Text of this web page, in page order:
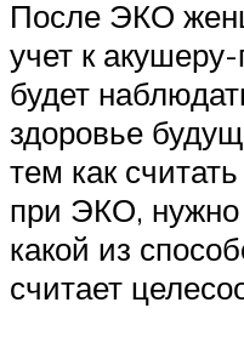
После ЭКО
учет к акушеру-
будет
здоровье
тем как
при ЭКО, нужно
какой из
считает